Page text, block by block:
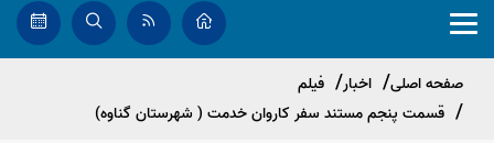
صفحه اصلی اخبار
فیلم
قسمت پنجم مستند سفر کاروان خدمت ( شهرستان گناوه)